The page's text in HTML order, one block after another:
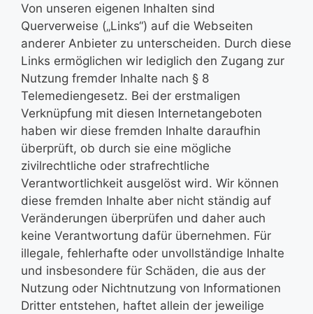
Von unseren eigenen Inhalten sind
Querverweise („Links“) auf die Webseiten
anderer Anbieter zu unterscheiden. Durch diese
Links ermöglichen wir lediglich den Zugang zur
Nutzung fremder Inhalte nach § 8
Telemediengesetz. Bei der erstmaligen
Verknüpfung mit diesen Internetangeboten
haben wir diese fremden Inhalte daraufhin
überprüft, ob durch sie eine mögliche
zivilrechtliche oder strafrechtliche
Verantwortlichkeit ausgelöst wird. Wir können
diese fremden Inhalte aber nicht ständig auf
Veränderungen überprüfen und daher auch
keine Verantwortung dafür übernehmen. Für
illegale, fehlerhafte oder unvollständige Inhalte
und insbesondere für Schäden, die aus der
Nutzung oder Nichtnutzung von Informationen
Dritter entstehen, haftet allein der jeweilige